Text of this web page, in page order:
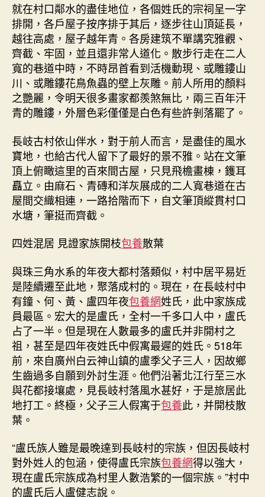
就在村口鄰水的盡佳地位，各個姓氏的宗祠呈一字
排開，各戶屋子按序排于其后，逐步往山頂延長，
越往高處，屋子越年青。各房建筑不單講究雅觀、
齊截、牢固，並且還非常人道化。散步行走在二人
寬的巷道中時，不時昂首看到活機動現、或雕鏤山
川、或雕鏤花鳥魚蟲的壁上灰雕。前人所用的顏料
之艷麗，令明天很多畫家都羨煞無比，兩三百年汗
青的雕鏤，外層色彩僅僅是白色有些許剝落罷了。
長岐古村依山伴水，對于前人而言，是盡佳的風水
寶地，也給古代人留下了最好的景不雅。站在文筆
頂上俯瞰這里的百來間古屋，只見飛檐畫棟，鑊耳
矗立。由麻石、青磚和洋灰展成的二人寬巷道在古
屋間交織相連，一路拾階而下，自文筆頂縱貫村口
水塘，筆挺而齊截。
四姓混居 見證家族開枝包養散葉
與珠三角水系的年夜大都村落類似，村中居平易近
是陸續遷至此地，聚落成村的。現在，在長岐村中
有鐘、何、黃、盧四年夜包養網姓氏，此中家族成
員最區。宏大的是盧氏，全村一千多口人中，盧氏
占了一半。但是現在人數最多的盧氏并非開村之
祖，甚至是四年夜姓氏中假寓最遲的姓氏。518年
前，來自廣州白云神山鎮的盧季父子三人，因故鄉
生齒過多自願到外討生涯。他們沿著北江行至三水
與花都接壤處，見長岐村落風水甚好，于是旅居此
地打工。終極，父子三人假寓于包養此，并開枝散
葉。
“盧氏族人雖是最晚達到長岐村的宗族，但因長岐村
對外姓人的包涵，使得盧氏宗族包養網得以強大，
現在盧氏宗族成為村里人數浩繁的一個宗族。”村中
的盧氏后人盧健志說。